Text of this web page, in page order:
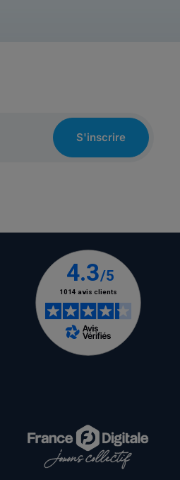
S'inscrire